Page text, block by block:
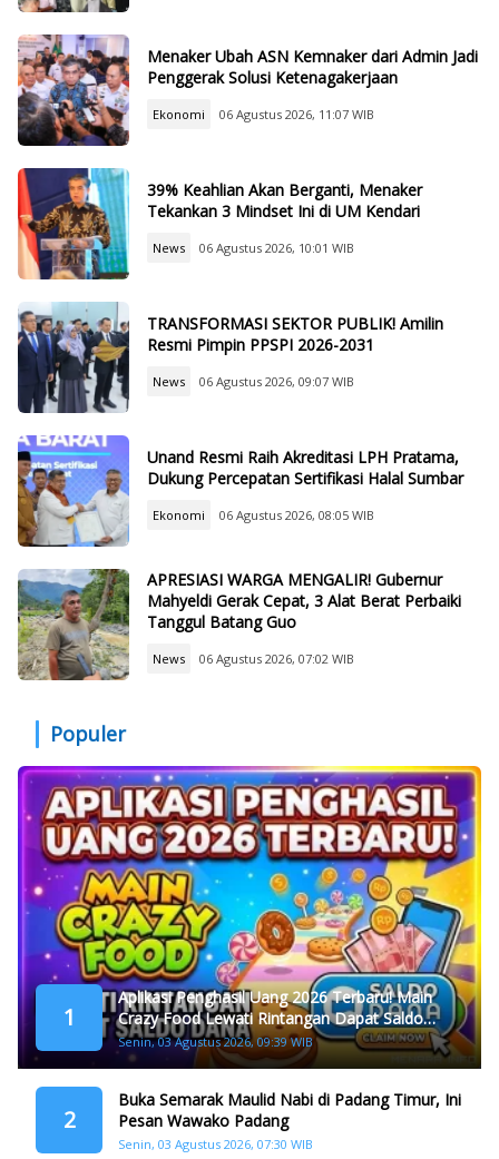
Menaker Ubah ASN Kemnaker dari Admin Jadi
Penggerak Solusi Ketenagakerjaan
Ekonomi 06 Agustus 2026, 11:07 WIB
39% Keahlian Akan Berganti, Menaker
Tekankan 3 Mindset Ini di UM Kendari
News 06 Agustus 2026, 10:01 WIB
TRANSFORMASI SEKTOR PUBLIK! Amilin
Resmi Pimpin PPSPI 2026-2031
News 06 Agustus 2026, 09:07 WIB
Unand Resmi Raih Akreditasi LPH Pratama,
Dukung Percepatan Sertifikasi Halal Sumbar
Ekonomi 06 Agustus 2026, 08:05 WIB
APRESIASI WARGA MENGALIR! Gubernur
Mahyeldi Gerak Cepat, 3 Alat Berat Perbaiki
Tanggul Batang Guo
News 06 Agustus 2026, 07:02 WIB
Populer
1
Aplikasi Penghasil Uang 2026 Terbaru! Main
Crazy Food Lewati Rintangan Dapat Saldo
Dana
Senin, 03 Agustus 2026, 09:39 WIB
2
Buka Semarak Maulid Nabi di Padang Timur, Ini
Pesan Wawako Padang
Senin, 03 Agustus 2026, 07:30 WIB